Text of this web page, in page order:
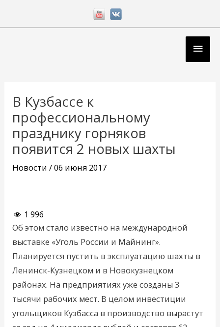
В Кузбассе к
профессиональному
празднику горняков
появится 2 новых шахты
Новости /06 июня 2017
1 996
Об этом стало известно на международной
выставке «Уголь России и Майнинг».
Планируется пустить в эксплуатацию шахты в
Ленинск-Кузнецком и в Новокузнецком
районах. На предприятиях уже созданы 3
тысячи рабочих мест. В целом инвестиции
угольщиков Кузбасса в производство вырастут
записям